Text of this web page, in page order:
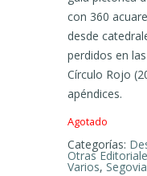
con 360
desde
perdidos en
Círculo Rojo
apéndices.
Agotado
Categorías:
Otras
Varios, Segovia